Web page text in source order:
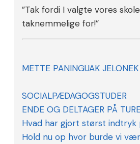
”Tak fordi I valgte vores
taknemmelige for!”
METTE PANINGUAK JELONEK
SOCIALPÆDAGOGSTUDER
ENDE OG DELTAGER PÅ
Hvad har gjort størst indtryk
Hold nu op hvor burde vi